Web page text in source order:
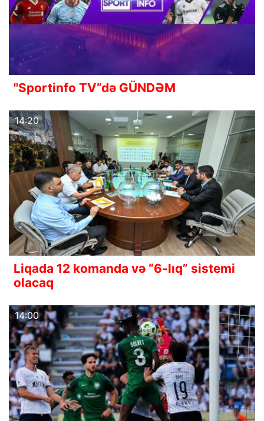
"Sportinfo TV”də GÜNDƏM
14:20
Liqada 12 komanda və “6-lıq” sistemi
olacaq
14:00